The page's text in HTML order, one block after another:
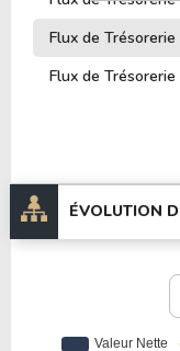
Flux de
Flux de
ÉVOLUTION